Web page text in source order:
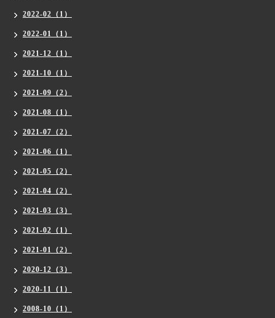
2022-02（1）
2022-01（1）
2021-12（1）
2021-10（1）
2021-09（2）
2021-08（1）
2021-07（2）
2021-06（1）
2021-05（2）
2021-04（2）
2021-03（3）
2021-02（1）
2021-01（2）
2020-12（3）
2020-11（1）
2008-10（1）